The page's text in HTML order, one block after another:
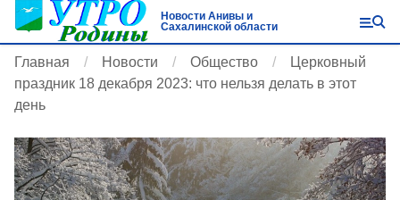
Новости Анивы и
Сахалинской области
Главная Новости Общество
Церковный
праздник 18 декабря 2023: что нельзя делать в этот
день